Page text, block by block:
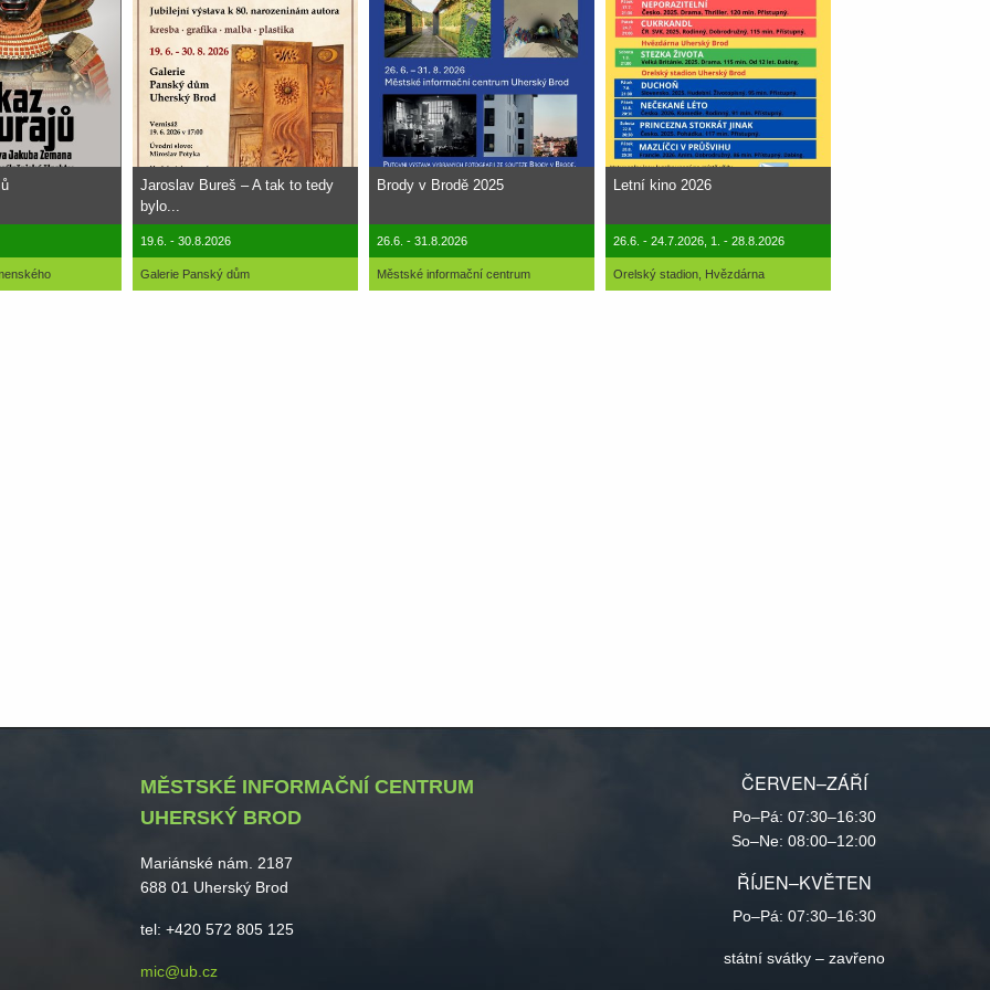
Jaroslav Bureš – A tak to tedy
bylo...
19.6. - 30.8.2026
Galerie Panský dům
Brody v Brodě 2025
26.6. - 31.8.2026
Městské informační centrum
Letní kino 2026
26.6. - 24.7.2026, 1. - 28.8.2026
Orelský stadion, Hvězdárna
MĚSTSKÉ INFORMAČNÍ CENTRUM
UHERSKÝ BROD
Mariánské nám. 2187
688 01 Uherský Brod
tel: +420 572 805 125
mic@ub.cz
ČERVEN–ZÁŘÍ
Po–Pá: 07:30–16:30
So–Ne: 08:00–12:00
ŘÍJEN–KVĚTEN
Po–Pá: 07:30–16:30
státní svátky – zavřeno